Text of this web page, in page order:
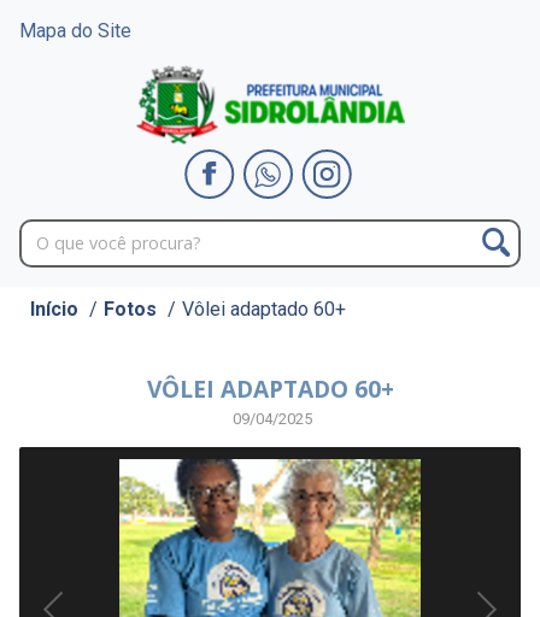
Mapa do Site
Início / Fotos / Vôlei adaptado 60+
VÔLEI ADAPTADO 60+
09/04/2025